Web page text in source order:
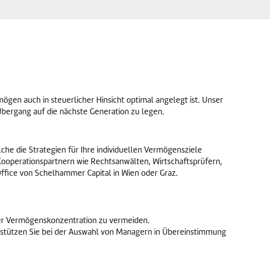
auch in steuerlicher Hinsicht optimal angelegt ist. Unser
auf die nächste Generation zu legen.
die Strategien für Ihre individuellen Vermögensziele
wie Rechtsanwälten, Wirtschaftsprüfern,
von Schelhammer Capital in Wien oder Graz.
Vermögenskonzentration zu vermeiden.
Sie bei der Auswahl von Managern in Übereinstimmung